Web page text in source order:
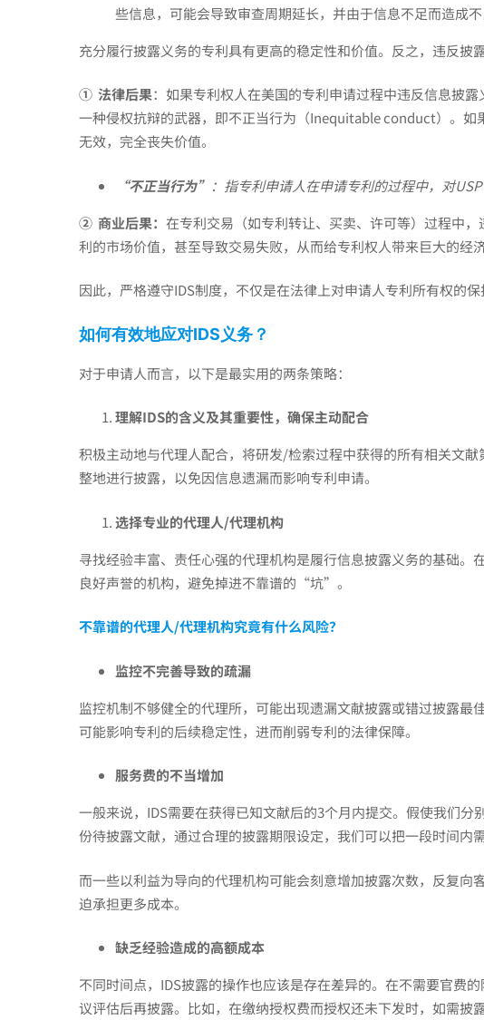
关
的
技
术
信
息？
些信息，可能会导致审查周期延长，并由于信息不足而造成
充分履行披露义务的专利具有更高的稳定性和价值。反之，违反披
① 法律后果：如果专利权人在美国的专利申请过程中违反信息披
一种侵权抗辩的武器，即不正当行为（Inequitable conduct）。如
无效，完全丧失价值。
“不正当行为” ：指专利申请人在申请专利的过程中，对
② 商业后果： 在专利交易（如专利转让、买卖、许可等）过程中
利的市场价值，甚至导致交易失败，从而给专利权人带来巨大的经济
因此，严格遵守IDS制度，不仅是在法律上对申请人专利所有权的保
如何有效地应对IDS义务？
对于申请人而言，以下是最实用的两条策略：
理解IDS的含义及其重要性，确保主动配合
积极主动地与代理人配合，将研发/检索过程中获得的所有相关文
整地进行披露，以免因信息遗漏而影响专利申请。
选择专业的代理人/代理机构
寻找经验丰富、责任心强的代理机构是履行信息披露义务的基础。
良好声誉的机构，避免掉进不靠谱的“坑”。
不靠谱的代理人/代理机构究竟有什么风险？
监控不完善导致的疏漏
监控机制不够健全的代理所，可能出现遗漏文献披露或错过披露最
可能影响专利的后续稳定性，进而削弱专利的法律保障。
服务费的不当增加
一般来说，IDS需要在获得已知文献后的3个月内提交。假使我们分
份待披露文献，通过合理的披露期限设定，我们可以把一段时间内
而一些以利益为导向的代理机构可能会刻意增加披露次数，反复向
迫承担更多成本。
缺乏经验造成的高额成本
不同时间点，IDS披露的操作也应该是存在差异的。在不需要官费
议评估后再披露。比如，在缴纳授权费而授权还未下发时，如需披